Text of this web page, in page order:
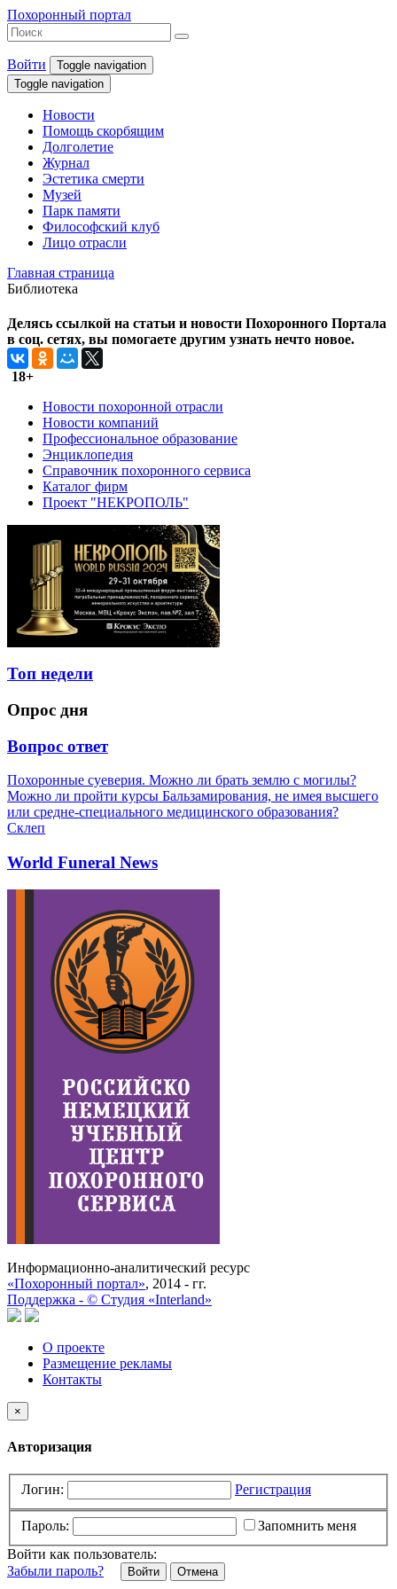
Похоронный портал
Войти
Toggle navigation
Toggle navigation
Новости
Помощь скорбящим
Долголетие
Журнал
Эстетика смерти
Музей
Парк памяти
Философский клуб
Лицо отрасли
Главная страница
Библиотека
Делясь ссылкой на статьи и новости Похоронного Портала
в соц. сетях, вы помогаете другим узнать нечто новое.
18+
Новости похоронной отрасли
Новости компаний
Профессиональное образование
Энциклопедия
Справочник похоронного сервиса
Каталог фирм
Проект "НЕКРОПОЛЬ"
Топ недели
Опрос дня
Вопрос ответ
Похоронные суеверия. Можно ли брать землю с могилы?
Можно ли пройти курсы Бальзамирования, не имея высшего
или средне-специального медицинского образования?
Склеп
World Funeral News
Информационно-аналитический ресурс
«Похоронный портал», 2014 - гг.
Поддержка - © Cтудия «Interland»
О проекте
Размещение рекламы
Контакты
×
Авторизация
Логин: Регистрация
Пароль:
Запомнить меня
Войти как пользователь:
Забыли пароль?
Отмена